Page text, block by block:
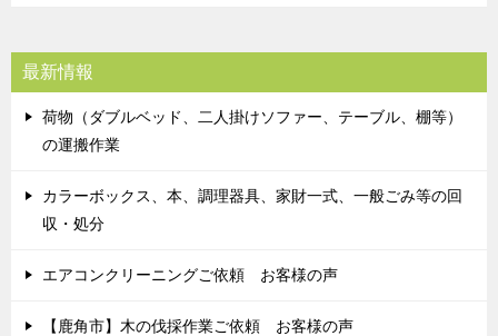
最新情報
荷物（ダブルベッド、二人掛けソファー、テーブル、棚等）
の運搬作業
カラーボックス、本、調理器具、家財一式、一般ごみ等の回
収・処分
エアコンクリーニングご依頼 お客様の声
【鹿角市】木の伐採作業ご依頼 お客様の声